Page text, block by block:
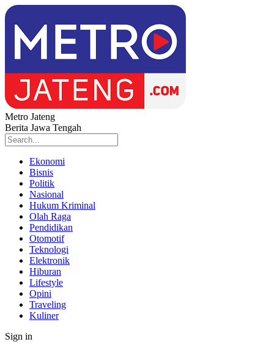
Metro Jateng
Berita Jawa Tengah
Ekonomi
Bisnis
Politik
Nasional
Hukum Kriminal
Olah Raga
Pendidikan
Otomotif
Teknologi
Elektronik
Hiburan
Lifestyle
Opini
Traveling
Kuliner
Sign in